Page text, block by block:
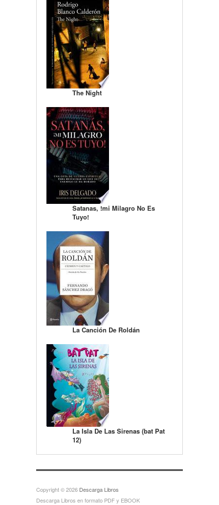
The Night
Satanas, !mi Milagro No Es
Tuyo!
La Canción De Roldán
La Isla De Las Sirenas (bat Pat
12)
Copyright © 2026 Descarga Libros
Descarga Libros en formato PDF y EBOOK